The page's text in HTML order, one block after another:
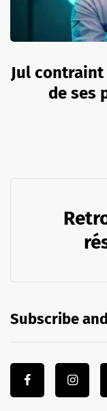
Jul
de ses
Subscribe